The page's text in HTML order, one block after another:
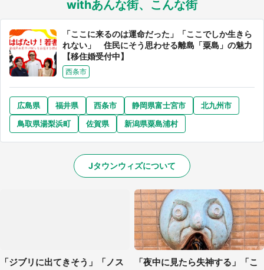
withあんな街、こんな街
「ここに来るのは運命だった」「ここでしか生きら
れない」 住民にそう思わせる離島「粟島」の魅力
【移住婚受付中】
西条市
広島県 福井県 西条市 静岡県富士宮市
北九州市
鳥取県湯梨浜町
佐賀県 新潟県粟島浦村
Jタウンウィズについて
「ジブリに出てきそう」「ノス
「夜中に見たら失神する」「こ